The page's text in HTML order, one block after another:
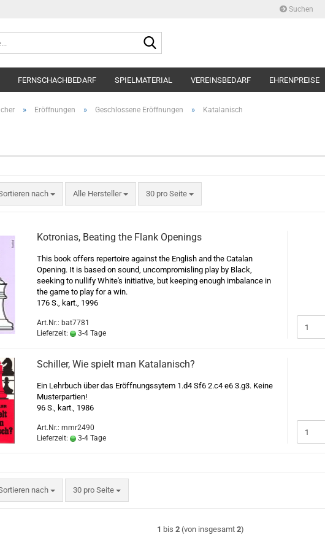
Suchen
FERNSCHACHBEDARF SPIELMATERIAL VEREINSBEDARF EHRENPREISE
» Eröffnungen » Geschlossene Eröffnungen » Katalanisch
nach
nach Alle Hersteller 30 pro Seite
pro Seite
Kotronias, Beating the Flank Openings
This book offers repertoire against the English and the Catalan
Opening. It is based on sound, uncompromisling play by Black,
seeking to nullify White's initiative, but keeping enough imbalance in
the game to play for a win.
176 S., kart., 1996
Art.Nr.: bat7781
Lieferzeit:
3-4 Tage
Schiller, Wie spielt man Katalanisch?
Ein Lehrbuch über das Eröffnungssytem 1.d4 Sf6 2.c4 e6 3.g3. Keine
Musterpartien!
96 S., kart., 1986
Art.Nr.: mmr2490
Lieferzeit:
3-4 Tage
nach
nach 30 pro Seite
pro Seite
1 bis2 (von insgesamt2)